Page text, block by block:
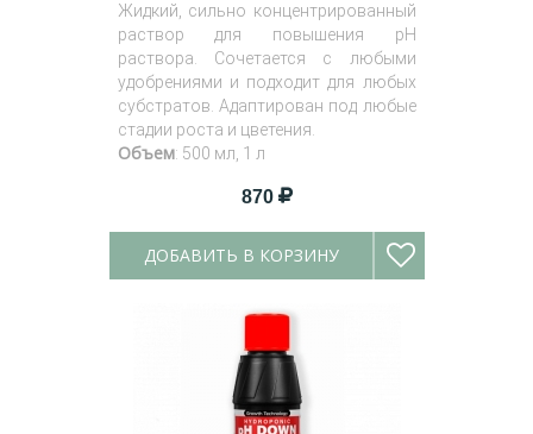
Жидкий, сильно концентрированный
раствор для повышения pH
раствора. Сочетается с любыми
удобрениями и подходит для любых
субстратов. Адаптирован под любые
стадии роста и цветения.
Объем: 500 мл, 1 л
870
ДОБАВИТЬ В КОРЗИНУ